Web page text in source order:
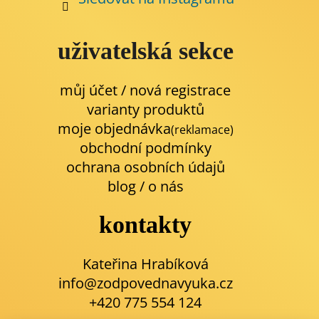
uživatelská sekce
můj účet / nová registrace
varianty produktů
moje objednávka(reklamace)
obchodní podmínky
ochrana osobních údajů
blog/ o nás
kontakty
Kateřina Hrabíková
info@zodpovednavyuka.cz
+420 775 554 124